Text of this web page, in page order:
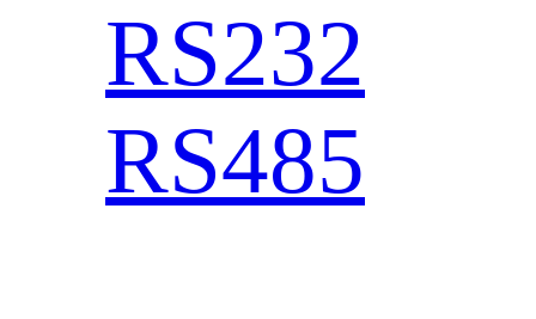
RS232
RS485